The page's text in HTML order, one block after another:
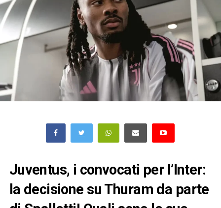
Juventus, i convocati per l’Inter:
la decisione su Thuram da parte